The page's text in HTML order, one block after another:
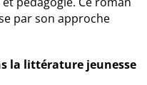
par son approche
la littérature jeunesse